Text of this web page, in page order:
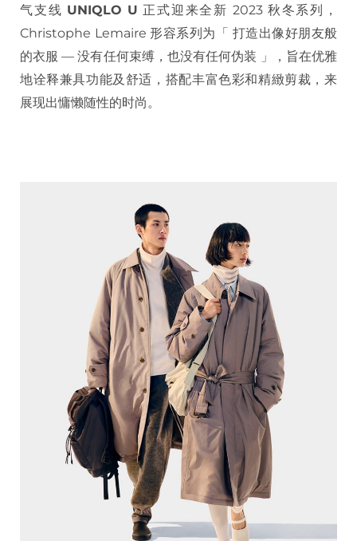
气支线 UNIQLO U 正式迎来全新 2023 秋冬系列，
Christophe Lemaire 形容系列为「 打造出像好朋友般
的衣服 — 没有任何束缚，也没有任何伪装 」，旨在优雅
地诠释兼具功能及舒适，搭配丰富色彩和精緻剪裁，来
展现出慵懒随性的时尚。